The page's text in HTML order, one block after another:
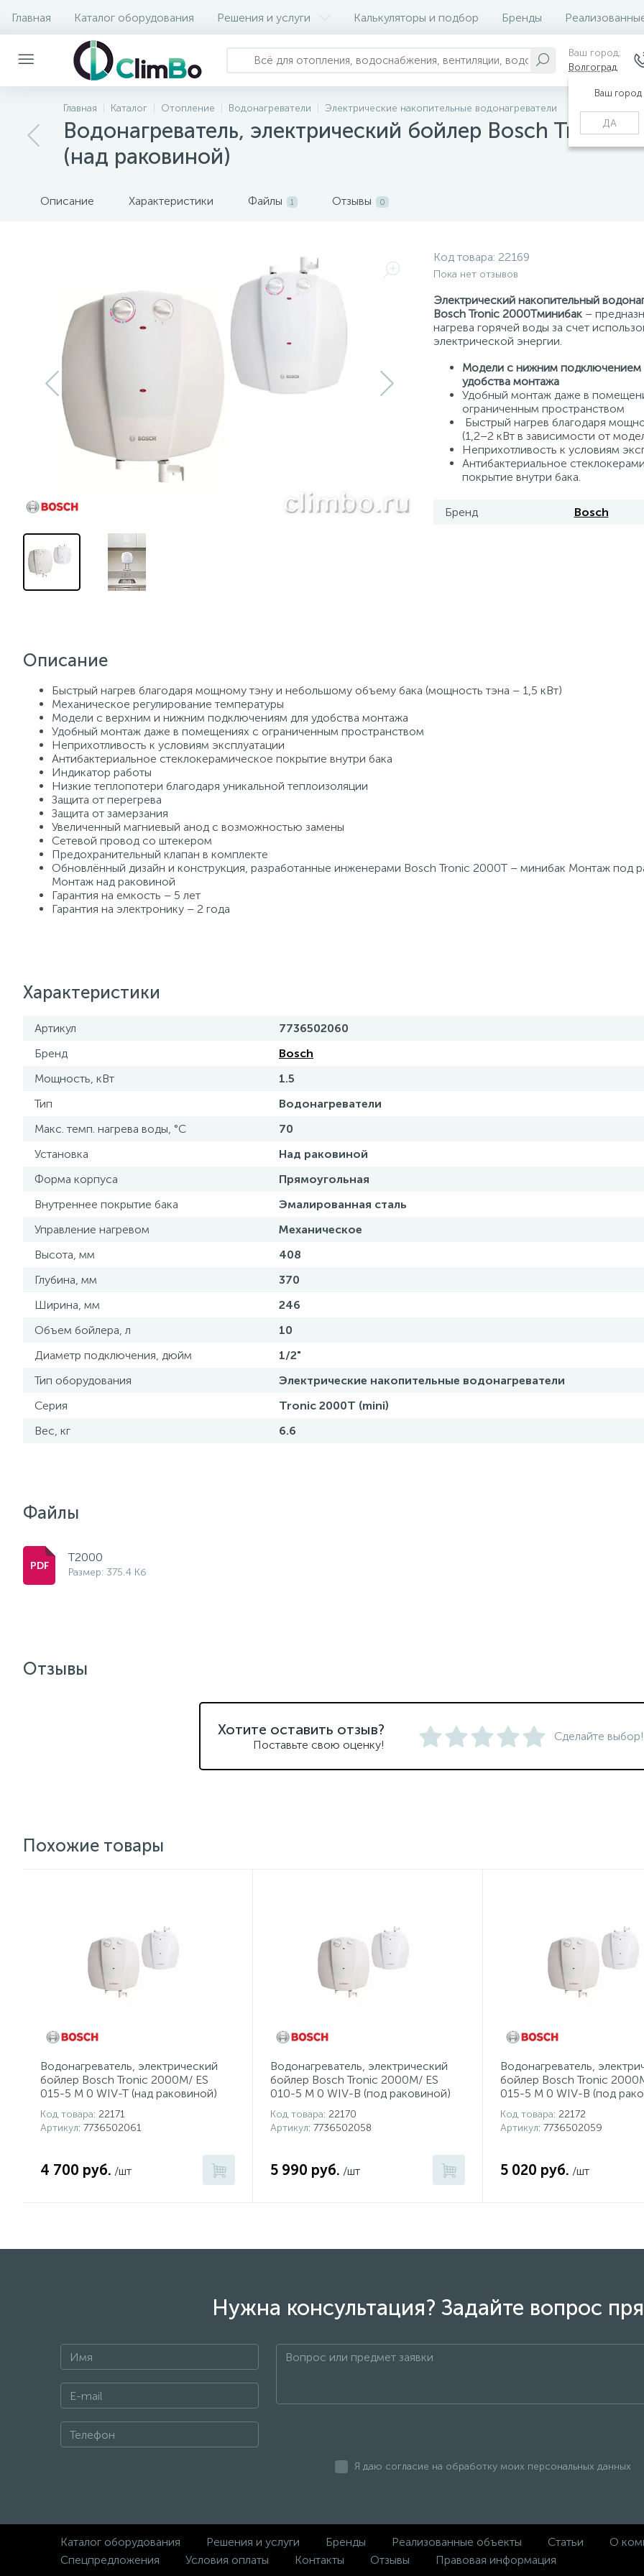
Главная Каталог оборудования Решения и услуги Калькуляторы и подбор Бренды
Ваш город:
Волгоград
Ваш город
ДА
Главная Каталог Отопление Водонагреватели Электрические накопительные водонагреватели
Водонагреватель, электрический бойлер Bosch Tronic
(над раковиной)
Описание Характеристики Файлы 1 Отзывы 0
Код товара: 22169
Пока нет отзывов
Электрический накопительный
Bosch Tronic 2000Tминибак–
нагрева горячей воды за счет
электрической энергии.
Модели с нижним подключением
удобства монтажа
Удобный монтаж даже в
ограниченным пространством
Быстрый нагрев благодаря
(1,2–2 кВт в зависимости от
Неприхотливость к условиям
Антибактериальное
покрытие внутри бака.
Бренд Bosch
Описание
Быстрый нагрев благодаря мощному тэну и небольшому объему бака (мощность тэна – 1,5 кВт)
Механическое регулирование температуры
Модели с верхним и нижним подключениям для удобства монтажа
Удобный монтаж даже в помещениях с ограниченным пространством
Неприхотливость к условиям эксплуатации
Антибактериальное стеклокерамическое покрытие внутри бака
Индикатор работы
Низкие теплопотери благодаря уникальной теплоизоляции
Защита от перегрева
Защита от замерзания
Увеличенный магниевый анод с возможностью замены
Сетевой провод со штекером
Предохранительный клапан в комплекте
Обновлённый дизайн и конструкция, разработанные инженерами Bosch Tronic 2000T – минибак Монтаж под
Монтаж над раковиной
Гарантия на емкость – 5 лет
Гарантия на электронику – 2 года
Характеристики
Артикул
7736502060
Бренд
Bosch
Мощность, кВт
1.5
Тип
Водонагреватели
Макс. темп. нагрева воды, °С
70
Установка
Над раковиной
Форма корпуса
Прямоугольная
Внутреннее покрытие бака
Эмалированная сталь
Управление нагревом
Механическое
Высота, мм
408
Глубина, мм
370
Ширина, мм
246
Объем бойлера, л
10
Диаметр подключения, дюйм
1/2"
Тип оборудования
Электрические накопительные водонагреватели
Серия
Tronic 2000T (mini)
Вес, кг
6.6
Файлы
T2000
Размер: 375.4 Кб
Отзывы
Хотите оставить отзыв?
Поставьте свою оценку!
Сделайте выбор!
Похожие товары
Водонагреватель, электрический
бойлер Bosch Tronic 2000M/ ES
015-5 M 0 WIV-T (над раковиной)
Код товара: 22171
Артикул: 7736502061
4 700 руб. /шт
Водонагреватель, электрический
бойлер Bosch Tronic 2000M/ ES
010-5 M 0 WIV-B (под раковиной)
Код товара: 22170
Артикул: 7736502058
5 990 руб. /шт
Водонагреватель,
бойлер Bosch Tronic
015-5 M 0 WIV-В (под
Код товара: 22172
Артикул: 7736502059
5 020 руб. /шт
Нужна консультация? Задайте вопрос
Я даю согласие на обработку моих персональных данных
Каталог оборудования Решения и услуги Бренды Реализованные объекты Статьи О
Спецпредложения
Условия оплаты Контакты Отзывы Правовая информация